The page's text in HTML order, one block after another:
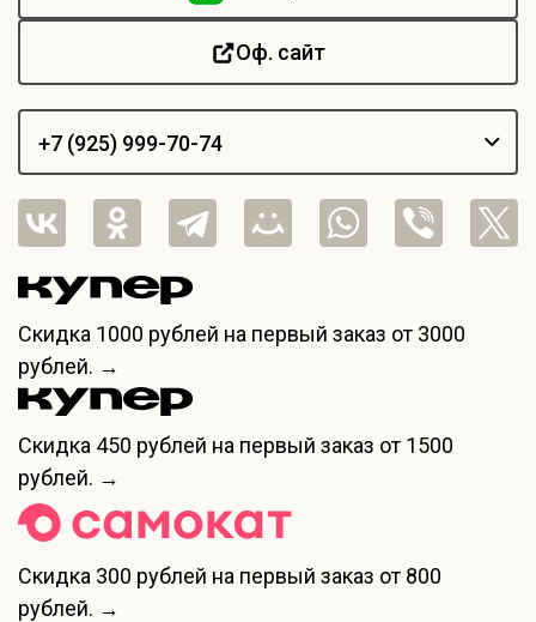
Оф. сайт
+7 (925) 999-70-74
Скидка 1000 рублей на первый заказ от 3000
рублей. →
Скидка 450 рублей на первый заказ от 1500
рублей. →
Скидка 300 рублей на первый заказ от 800
рублей. →